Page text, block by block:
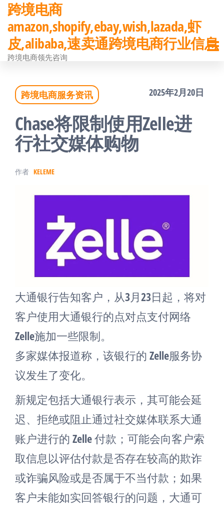
前
往
内
跨境电商
amazon,shopify,ebay,wish,lazada,虾
皮,alibaba,速卖通跨境电商行业信息
跨境电商领先咨询
跨境电商服务资讯 2025年2月20日
Chase将限制使用Zelle进
行社交媒体购物
作者 KELEME
大通银行告知客户，从3月23日起，将对
客户使用大通银行的点对点支付网络
Zelle施加一些限制。
多家媒体报道称，该银行的 Zelle服务协
议发生了变化。
新规定包括大通银行表示，其可能会延
迟、拒绝或阻止通过社交媒体联系大通
账户进行的 Zelle 付款；可能会向客户索
取信息以评估付款是否存在较高的欺诈
或诈骗风险或是否属于不当付款；如果
客户未能如实回答银行的问题，大通可